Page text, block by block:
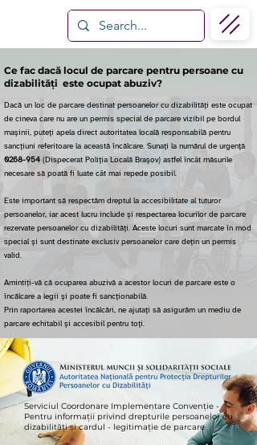
Ce fac dacă locul de parcare pentru persoane cu
dizabilități este ocupat abuziv?
Dacă un loc de parcare destinat persoanelor cu dizabilități este ocupat
de cineva care nu are un permis special de parcare vizibil pe bordul
mașinii, puteți apela direct autoritatea locală responsabilă pentru
sancțiuni referitoare la această încălcare. Sunați la numărul de urgență
0268-954 (Dispecerat Poliția Locală Brașov) astfel încât măsurile
necesare să poată fi luate cât mai repede posibil.
Este important să respectăm dreptul la accesibilitate al tuturor
persoanelor, iar acest lucru include și respectarea locurilor de parcare
rezervate persoanelor cu dizabilități. Aceste locuri sunt marcate în mod
special și sunt destinate exclusiv persoanelor care dețin un permis
valid.
Amintiți-vă că ocuparea abuzivă a acestor locuri de parcare este o
încălcare a legii și poate fi sancționabilă.
Prin raportarea acestei încălcări, ne ajutați să asigurăm un mediu de
parcare echitabil și accesibil pentru toți.
Serviciul Coordonare Implementare Convenție -
Pentru informații privind drepturile persoanelor cu
dizabilități și cardul - legitimație de parcare